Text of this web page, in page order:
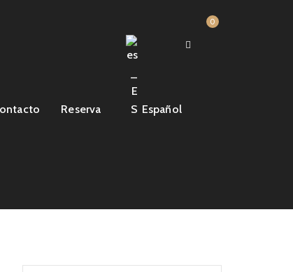
0
Reserva Español